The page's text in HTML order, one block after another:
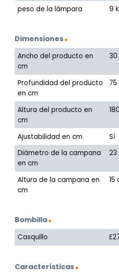
peso de la lámpara 9
Dimensiones
Ancho del producto en
cm
Profundidad del producto
en cm
Altura del producto en
cm
Ajustabilidad en cm
Sí
Diámetro de la campana
en cm
23
Altura de la campana en
cm
15
Bombilla
Casquillo
Características